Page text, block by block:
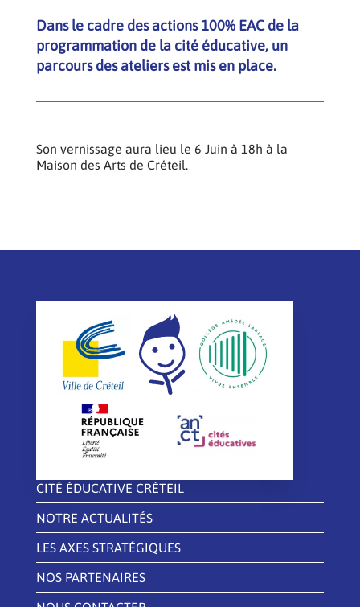
Dans le cadre des actions 100% EAC de la
programmation de la cité éducative, un
parcours des ateliers est mis en place.
Son vernissage aura lieu le 6 Juin à 18h à la
Maison des Arts de Créteil.
CITÉ ÉDUCATIVE CRÉTEIL
NOTRE ACTUALITÉS
LES AXES STRATÉGIQUES
NOS PARTENAIRES